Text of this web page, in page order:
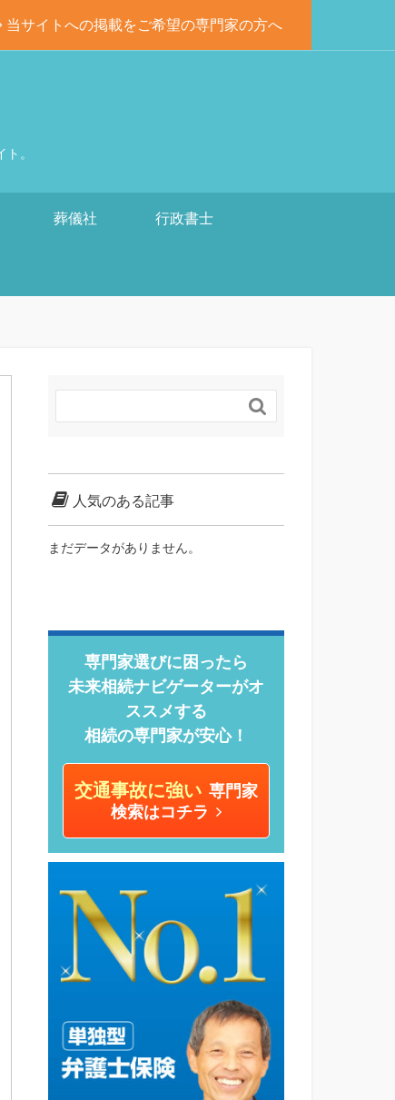
当サイトへの掲載をご希望の専門家の方へ
。
葬儀社 行政書士

人気のある記事
まだデータがありません。
専門家選びに困ったら
未来相続ナビゲーターがオ
ススメする
相続の専門家が安心！
交通事故に強い 専門家
検索はコチラ